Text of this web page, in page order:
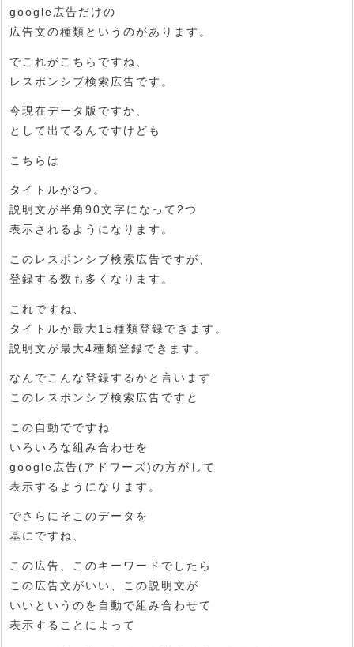
google広告だけの
広告文の種類というのがあります。
でこれがこちらですね、
レスポンシブ検索広告です。
今現在データ版ですか、
として出てるんですけども
こちらは
タイトルが3つ。
説明文が半角90文字になって2つ
表示されるようになります。
このレスポンシブ検索広告ですが、
登録する数も多くなります。
これですね、
タイトルが最大15種類登録できます。
説明文が最大4種類登録できます。
なんでこんな登録するかと言います
このレスポンシブ検索広告ですと
この自動でですね
いろいろな組み合わせを
google広告(アドワーズ)の方がして
表示するようになります。
でさらにそこのデータを
基にですね、
この広告、このキーワードでしたら
この広告文がいい、この説明文が
いいというのを自動で組み合わせて
表示することによって